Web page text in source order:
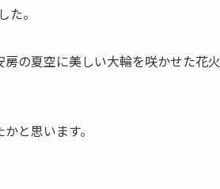
。
の夏空に美しい大輪を咲かせた花火
と思います。